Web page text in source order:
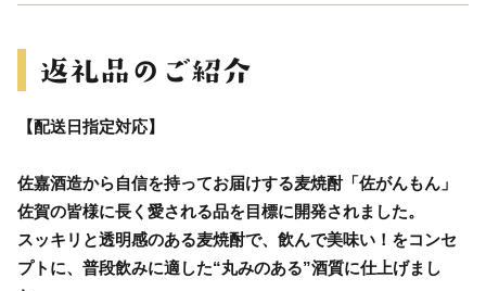
【配送日指定対応】
佐嘉酒造から自信を持ってお届けする麦焼酎「佐がんもん」
佐賀の皆様に長く愛される品を目標に開発されました。
スッキリと透明感のある麦焼酎で、飲んで美味い！をコンセ
プトに、普段飲みに適した“丸みのある”酒質に仕上げまし